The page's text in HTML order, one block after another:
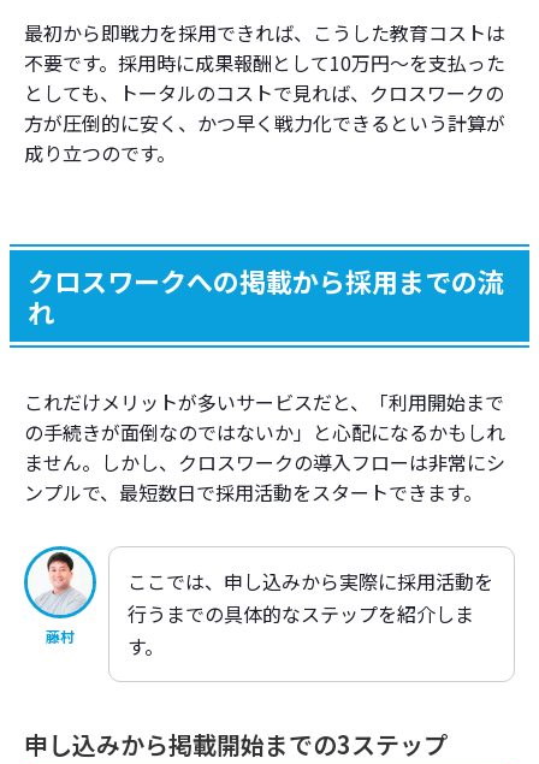
最初から即戦力を採用できれば、こうした教育コストは
不要です。採用時に成果報酬として10万円〜を支払った
としても、トータルのコストで見れば、クロスワークの
方が圧倒的に安く、かつ早く戦力化できるという計算が
成り立つのです。
クロスワークへの掲載から採用までの流
れ
これだけメリットが多いサービスだと、「利用開始まで
の手続きが面倒なのではないか」と心配になるかもしれ
ません。しかし、クロスワークの導入フローは非常にシ
ンプルで、最短数日で採用活動をスタートできます。
藤村
ここでは、申し込みから実際に採用活動を
行うまでの具体的なステップを紹介しま
す。
申し込みから掲載開始までの3ステップ